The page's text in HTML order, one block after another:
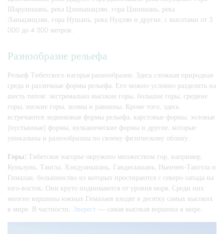
Шарулишань, река Цзиньшацзян, гора Цзиншань, река
Ланьцанцзян, гора Нушань, река Нуцзян и другие, с высотами от 3
000 до 4 500 метров.
Разнообразие рельефа
Рельеф Тибетского нагорья разнообразен. Здесь сложная природная
среда и различные формы рельефа. Его можно условно разделить на
шесть типов: экстремально высокие горы, большие горы, средние
горы, низкие горы, холмы и равнины. Кроме того, здесь
встречаются ледниковые формы рельефа, карстовые формы, эоловые
(пустынные) формы, вулканические формы и другие, которые
уникальны и разнообразны по своему физическому облику.
Горы: Тибетское нагорье окружено множеством гор, например,
Куньлунь, Тангла, Хэндуаньшань, Гандисышань, Ньенчен-Танггла и
Гималаи, большинство из которых простираются с северо-запада на
юго-восток. Они круто поднимаются от уровня моря. Среди них
многие вершины южных Гималаев входят в десятку самых высоких
в мире. В частности, Эверест — самая высокая вершина в мире.